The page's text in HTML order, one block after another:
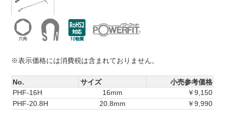
※表示価格には消費税は含まれておりません。
No. サイズ
小売参考価格
PHF-16H
16mm
￥9,150
PHF-20.8H
20.8mm ￥9,990